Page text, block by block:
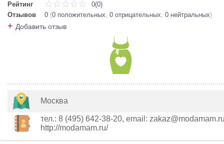
Рейтинг
0(0)
Отзывов
0 (0 положительных, 0 отрицательных, 0 нейтральных)
+ Добавить отзыв
Москва
тел.: 8 (495) 642-38-20, email:
http://modamam.ru/